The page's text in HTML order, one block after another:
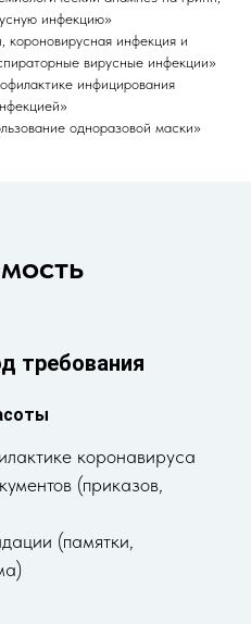
инфекцию»
короновирусная инфекция и
вирусные инфекции»
инфицирования
одноразовой маски»
требования
коронавируса
(приказов,
(памятки,